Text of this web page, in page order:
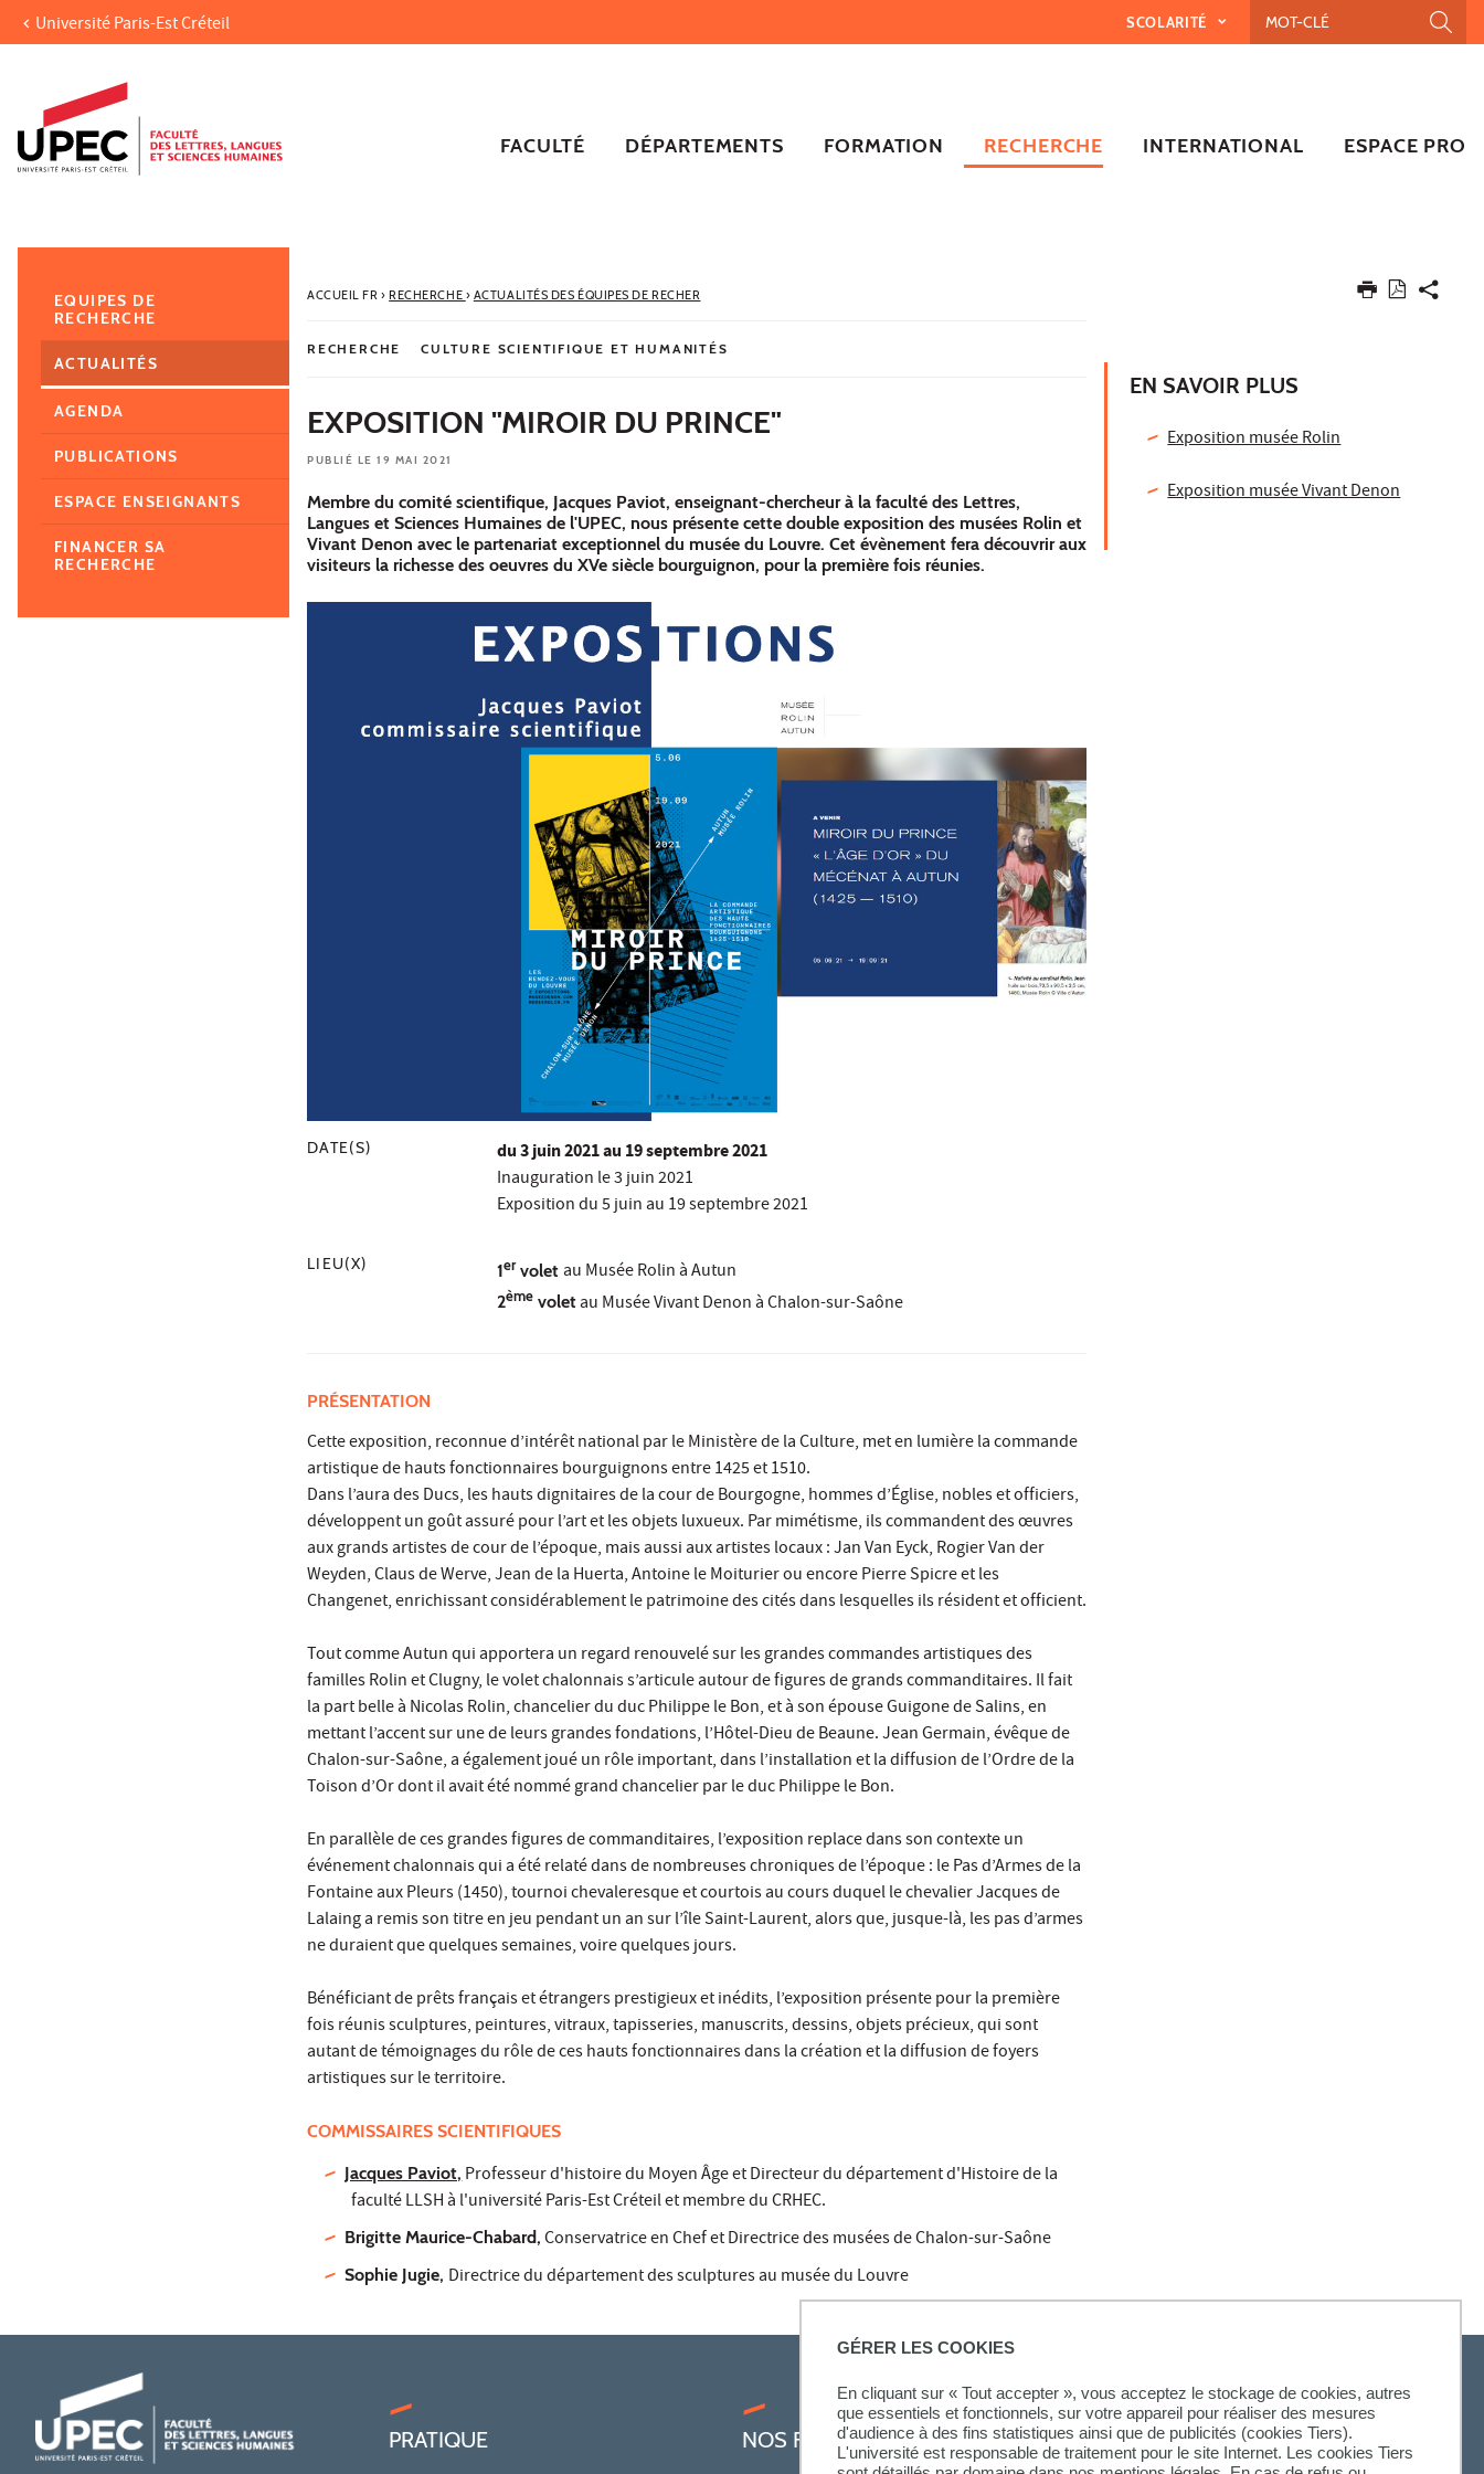
GÉRER LES COOKIES
En cliquant sur « Tout accepter », vous acceptez le stockage de cookies, autres
que essentiels et fonctionnels, sur votre appareil pour réaliser des mesures
d'audience à des fins statistiques ainsi que de publicités (cookies Tiers).
L'université est responsable de traitement pour le site Internet. Les cookies Tiers
Aller au contenu
Accès directs
Recherche
Navigation secondaire
Université Paris-Est Créteil SCOLARITÉ
FACULTÉ DÉPARTEMENTS FORMATION RECHERCHE INTERNATIONAL ESPACE PRO
ACCUEIL FR› RECHERCHE › ACTUALITÉS DES ÉQUIPES DE RECHER
RECHERCHE CULTURE SCIENTIFIQUE ET HUMANITÉS
EXPOSITION "MIROIR DU PRINCE"
PUBLIÉ LE 19 MAI 2021
Membre du comité scientifique, Jacques Paviot, enseignant-chercheur à la faculté des Lettres,
Langues et Sciences Humaines de l'UPEC, nous présente cette double exposition des musées Rolin et
Vivant Denon avec le partenariat exceptionnel du musée du Louvre. Cet évènement fera découvrir aux
visiteurs la richesse des oeuvres du XVe siècle bourguignon, pour la première fois réunies.
DATE(S) du3 juin 2021au 19 septembre 2021
Inauguration le 3 juin 2021
Exposition du 5 juin au 19 septembre 2021
LIEU(X) 1ervoletau Musée Rolin à Autun
2ème voletau Musée Vivant Denon à Chalon-sur-Saône
PRÉSENTATION
Cette exposition, reconnue d’intérêt national par le Ministère de la Culture, met en lumière la commande
artistique de hauts fonctionnaires bourguignons entre 1425 et 1510.
Dans l’aura des Ducs, les hauts dignitaires de la cour de Bourgogne, hommes d’Église, nobles et officiers,
développent un goût assuré pour l’art et les objets luxueux. Par mimétisme, ils commandent des œuvres
aux grands artistes de cour de l’époque, mais aussi aux artistes locaux : Jan Van Eyck, Rogier Van der
Weyden, Claus de Werve, Jean de la Huerta, Antoine le Moiturier ou encore Pierre Spicre et les
Changenet, enrichissant considérablement le patrimoine des cités dans lesquelles ils résident et officient.
Tout comme Autun qui apportera un regard renouvelé sur les grandes commandes artistiques des
familles Rolin et Clugny, le volet chalonnais s’articule autour de figures de grands commanditaires. Il fait
la part belle à Nicolas Rolin, chancelier du duc Philippe le Bon, et à son épouse Guigone de Salins, en
mettant l’accent sur une de leurs grandes fondations, l’Hôtel-Dieu de Beaune. Jean Germain, évêque de
Chalon-sur-Saône, a également joué un rôle important, dans l’installation et la diffusion de l’Ordre de la
Toison d’Or dont il avait été nommé grand chancelier par le duc Philippe le Bon.
En parallèle de ces grandes figures de commanditaires, l’exposition replace dans son contexte un
événement chalonnais qui a été relaté dans de nombreuses chroniques de l’époque : le Pas d’Armes de la
Fontaine aux Pleurs (1450), tournoi chevaleresque et courtois au cours duquel le chevalier Jacques de
Lalaing a remis son titre en jeu pendant un an sur l’île Saint-Laurent, alors que, jusque-là, les pas d’armes
ne duraient que quelques semaines, voire quelques jours.
Bénéficiant de prêts français et étrangers prestigieux et inédits, l’exposition présente pour la première
fois réunis sculptures, peintures, vitraux, tapisseries, manuscrits, dessins, objets précieux, qui sont
autant de témoignages du rôle de ces hauts fonctionnaires dans la création et la diffusion de foyers
artistiques sur le territoire.
COMMISSAIRES SCIENTIFIQUES
Jacques Paviot,Professeur d'histoire du Moyen Âge et Directeur du département d'Histoire de la
faculté LLSH à l'université Paris-Est Créteil et membre du CRHEC.
Brigitte Maurice-Chabard, Conservatrice en Chef et Directrice des musées de Chalon-sur-Saône
Sophie Jugie, Directrice du département des sculptures au musée du Louvre
EN SAVOIR PLUS
Exposition musée Rolin
Exposition musée Vivant Denon
EQUIPES DE
RECHERCHE
ACTUALITÉS
AGENDA
PUBLICATIONS
ESPACE ENSEIGNANTS
FINANCER SA
RECHERCHE
PRATIQUE NOS FORMATIONS